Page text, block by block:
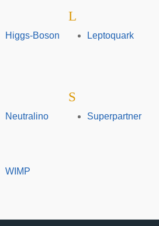
Higgs-Boson
L
Leptoquark
Neutralino
S
Superpartner
WIMP